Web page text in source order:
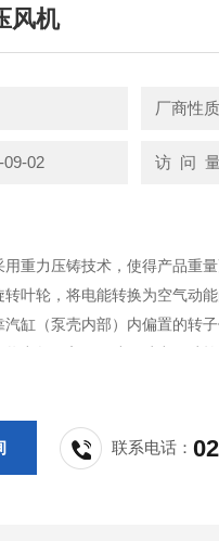
风机
厂商性
02 访 问
用重力压铸技术，使得产品重
叶轮，将电能转换为空气动
缸（泵壳内部）内偏置的转
将空气吸入、压缩、吐出。叶
联系电话：